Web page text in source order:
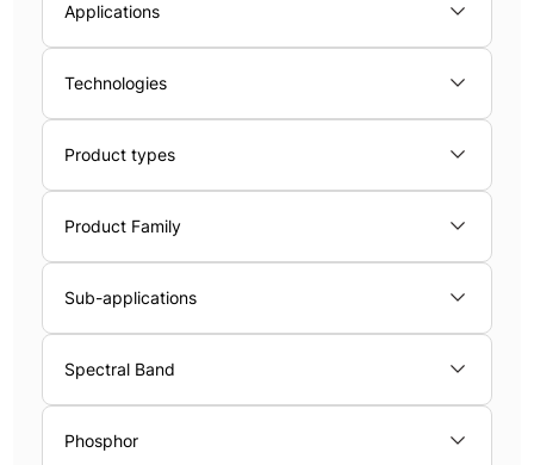
Applications
Technologies
Product types
Product Family
Sub-applications
Spectral Band
Phosphor